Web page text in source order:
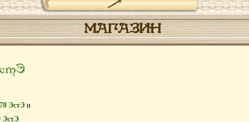
МАГАЗИН
ЭстЭ и
ЭстЭ